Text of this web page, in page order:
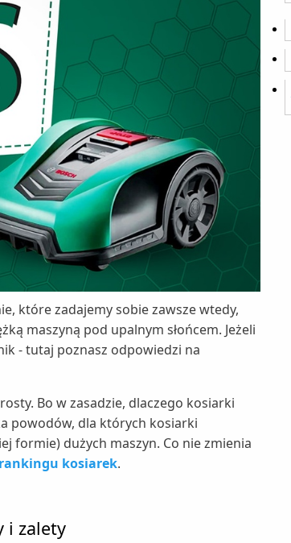
które zadajemy sobie zawsze wtedy,
maszyną pod upalnym słońcem. Jeżeli
- tutaj poznasz odpowiedzi na
Bo w zasadzie, dlaczego kosiarki
powodów, dla których kosiarki
formie) dużych maszyn. Co nie zmienia
rankingu kosiarek.
i zalety